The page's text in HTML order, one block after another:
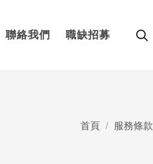
聯絡我們 職缺招募
首頁 服務條款